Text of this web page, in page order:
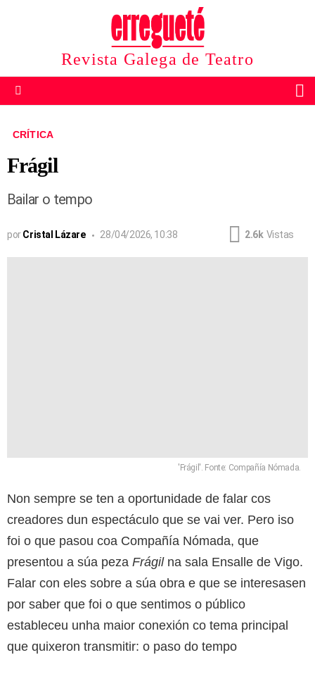
Revista Galega de Teatro
CRÍTICA
Frágil
Bailar o tempo
por Cristal Lázare 28/04/2026, 10:38 2.6k Vistas
'Frágil'. Fonte: Compañía Nómada.
Non sempre se ten a oportunidade de falar cos
creadores dun espectáculo que se vai ver. Pero iso
foi o que pasou coa Compañía Nómada, que
presentou a súa peza Frágil na sala Ensalle de Vigo.
Falar con eles sobre a súa obra e que se interesasen
por saber que foi o que sentimos o público
estableceu unha maior conexión co tema principal
que quixeron transmitir: o paso do tempo